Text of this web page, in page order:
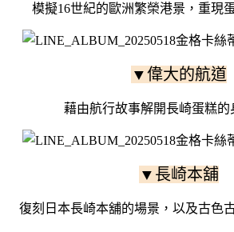
模擬16世紀的歐洲繁榮港景，重現
▼偉大的航道
藉由航行故事解開長崎蛋糕的
▼長崎本舖
復刻日本長崎本舖的場景，以及古色